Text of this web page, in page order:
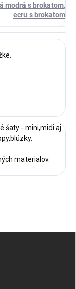
modrá s brokatom,
ecru s brokatom
šaty - mini,midi aj
materialov.